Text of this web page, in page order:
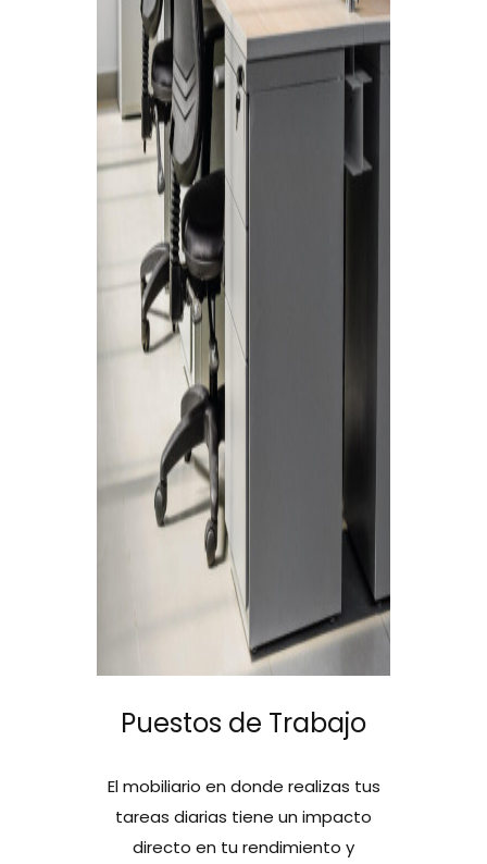
Puestos de Trabajo
El mobiliario en donde realizas tus
tareas diarias tiene un impacto
directo en tu rendimiento y